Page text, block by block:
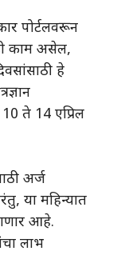
पोर्टलवरून
काम असेल,
हे
ते 14 एप्रिल
अर्ज
या महिन्यात
आहे.
लाभ